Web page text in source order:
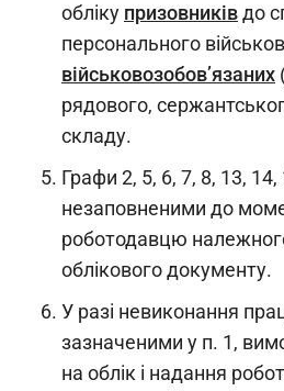
обліку призовниківдо
персонального
військовозобов’язаних
рядового,
складу.
Графи 2, 5, 6, 7, 8, 13,
незаповненими до
роботодавцю
облікового документу.
У разі невиконання
зазначеними у п. 1,
на облік і надання